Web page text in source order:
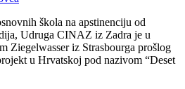
škola na apstinenciju od
Udruga CINAZ iz Zadra je u
Ziegelwasser iz Strasbourga prošlog
u Hrvatskoj pod nazivom “Deset